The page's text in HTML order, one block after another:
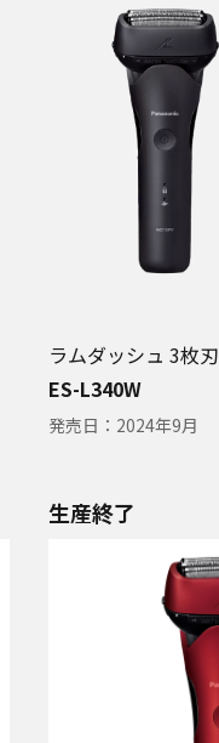
ラムダッシュ 3枚刃
ES-L340W
発売日： 2024年9月
生産終了